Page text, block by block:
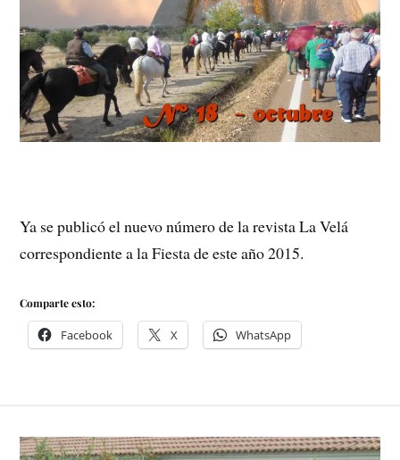
Ya se publicó el nuevo número de la revista La Velá
correspondiente a la Fiesta de este año 2015.
Comparte esto:
Facebook X WhatsApp